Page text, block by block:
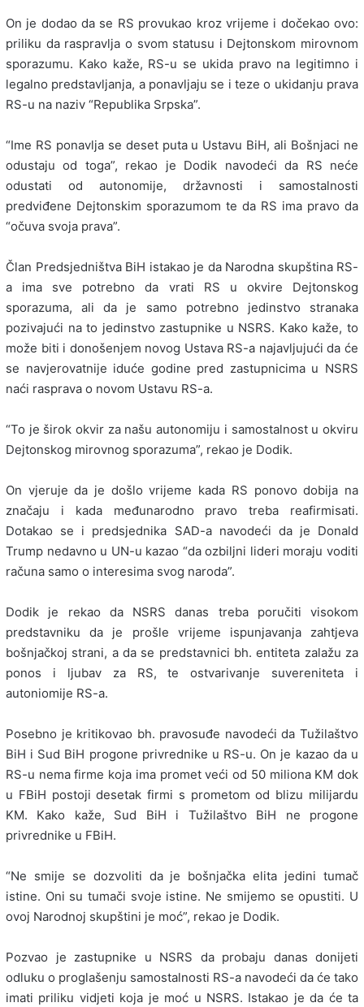
On je dodao da se RS provukao kroz vrijeme i dočekao ovo:
priliku da raspravlja o svom statusu i Dejtonskom mirovnom
sporazumu. Kako kaže, RS-u se ukida pravo na legitimno i
legalno predstavljanja, a ponavljaju se i teze o ukidanju prava
RS-u na naziv “Republika Srpska”.
“Ime RS ponavlja se deset puta u Ustavu BiH, ali Bošnjaci ne
odustaju od toga”, rekao je Dodik navodeći da RS neće
odustati od autonomije, državnosti i samostalnosti
predviđene Dejtonskim sporazumom te da RS ima pravo da
“očuva svoja prava”.
Član Predsjedništva BiH istakao je da Narodna skupština RS-
a ima sve potrebno da vrati RS u okvire Dejtonskog
sporazuma, ali da je samo potrebno jedinstvo stranaka
pozivajući na to jedinstvo zastupnike u NSRS. Kako kaže, to
može biti i donošenjem novog Ustava RS-a najavljujući da će
se navjerovatnije iduće godine pred zastupnicima u NSRS
naći rasprava o novom Ustavu RS-a.
“To je širok okvir za našu autonomiju i samostalnost u okviru
Dejtonskog mirovnog sporazuma”, rekao je Dodik.
On vjeruje da je došlo vrijeme kada RS ponovo dobija na
značaju i kada međunarodno pravo treba reafirmisati.
Dotakao se i predsjednika SAD-a navodeći da je Donald
Trump nedavno u UN-u kazao “da ozbiljni lideri moraju voditi
računa samo o interesima svog naroda”.
Dodik je rekao da NSRS danas treba poručiti visokom
predstavniku da je prošle vrijeme ispunjavanja zahtjeva
bošnjačkoj strani, a da se predstavnici bh. entiteta zalažu za
ponos i ljubav za RS, te ostvarivanje suvereniteta i
autoniomije RS-a.
Posebno je kritikovao bh. pravosuđe navodeći da Tužilaštvo
BiH i Sud BiH progone privrednike u RS-u. On je kazao da u
RS-u nema firme koja ima promet veći od 50 miliona KM dok
u FBiH postoji desetak firmi s prometom od blizu milijardu
KM. Kako kaže, Sud BiH i Tužilaštvo BiH ne progone
privrednike u FBiH.
“Ne smije se dozvoliti da je bošnjačka elita jedini tumač
istine. Oni su tumači svoje istine. Ne smijemo se opustiti. U
ovoj Narodnoj skupštini je moć”, rekao je Dodik.
Pozvao je zastupnike u NSRS da probaju danas donijeti
odluku o proglašenju samostalnosti RS-a navodeći da će tako
imati priliku vidjeti koja je moć u NSRS. Istakao je da će ta